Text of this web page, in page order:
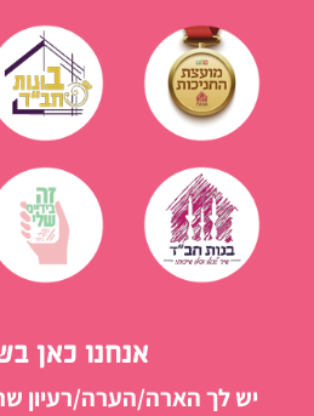
אנחנו כאן
יש לך הארה/הערה/רעיון